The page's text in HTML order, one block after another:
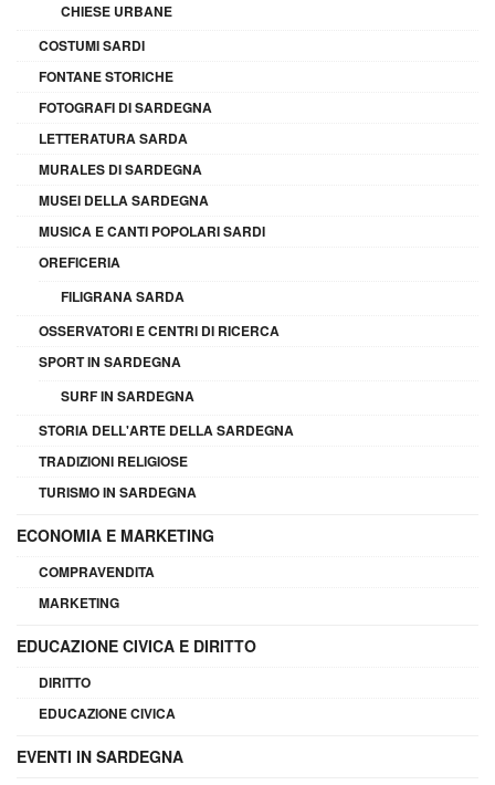
CHIESE URBANE
COSTUMI SARDI
FONTANE STORICHE
FOTOGRAFI DI SARDEGNA
LETTERATURA SARDA
MURALES DI SARDEGNA
MUSEI DELLA SARDEGNA
MUSICA E CANTI POPOLARI SARDI
OREFICERIA
FILIGRANA SARDA
OSSERVATORI E CENTRI DI RICERCA
SPORT IN SARDEGNA
SURF IN SARDEGNA
STORIA DELL'ARTE DELLA SARDEGNA
TRADIZIONI RELIGIOSE
TURISMO IN SARDEGNA
ECONOMIA E MARKETING
COMPRAVENDITA
MARKETING
EDUCAZIONE CIVICA E DIRITTO
DIRITTO
EDUCAZIONE CIVICA
EVENTI IN SARDEGNA